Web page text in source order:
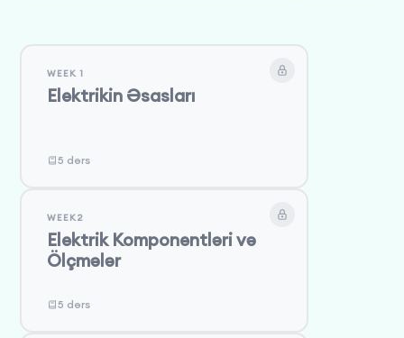
WEEK 1
Elektrikin Əsasları
5 dərs
WEEK2
Elektrik Komponentləri və
Ölçmələr
5 dərs